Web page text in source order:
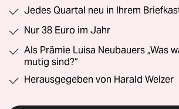
Jedes Quartal neu in Ihrem
Nur 38 Euro im Jahr
Als Prämie Luisa Neubauers „Was
mutig sind?“
Herausgegeben von Harald Welzer